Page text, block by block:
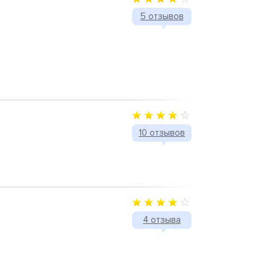
5 отзывов
10 отзывов
4 отзыва